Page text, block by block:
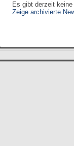
Es gibt derzeit
Zeige archivierte